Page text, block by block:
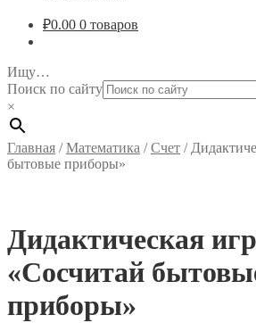
₽0.00 0 товаров
Ищу…
Поиск по сайту
×
Главная /Математика /Счет /
бытовые приборы»
Дидактическая
«Сосчитай
приборы»